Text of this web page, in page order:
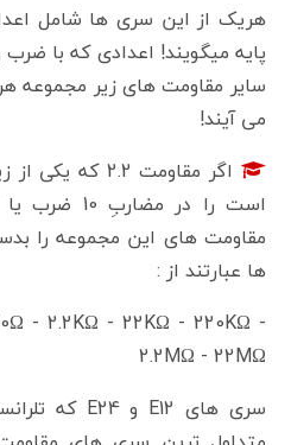
هریک از این سری ها شامل
سایر مقاومت های زیر مجموعه
می آیند!
است را در
مقاومت های این مجموعه را
ها عبارتند از :
- 2.2KΩ - 22KΩ - 220KΩ -
2.2MΩ - 22MΩ